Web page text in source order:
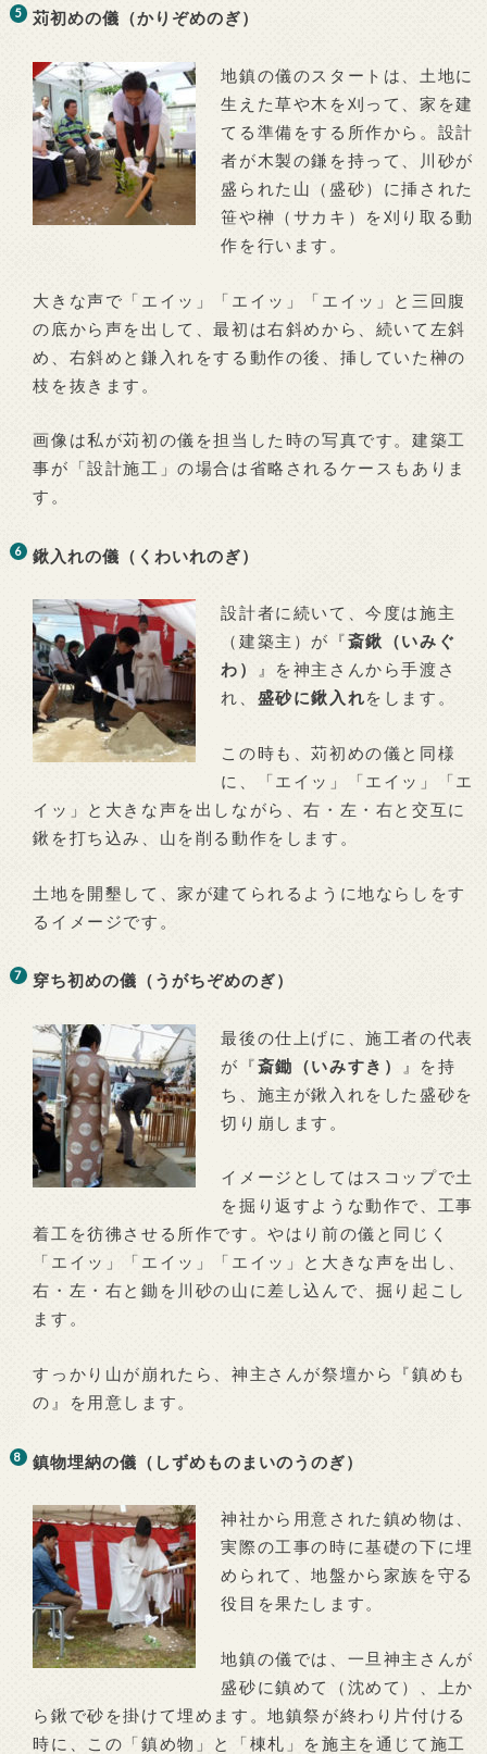
苅初めの儀（かりぞめのぎ）
地鎮の儀のスタートは、土地に
生えた草や木を刈って、家を建
てる準備をする所作から。設計
者が木製の鎌を持って、川砂が
盛られた山（盛砂）に挿された
笹や榊（サカキ）を刈り取る動
作を行います。
大きな声で「エイッ」「エイッ」「エイッ」と三回腹
の底から声を出して、最初は右斜めから、続いて左斜
め、右斜めと鎌入れをする動作の後、挿していた榊の
枝を抜きます。
画像は私が苅初の儀を担当した時の写真です。建築工
事が「設計施工」の場合は省略されるケースもありま
す。
鍬入れの儀（くわいれのぎ）
設計者に続いて、今度は施主
（建築主）が『斎鍬（いみぐ
わ）
』を神主さんから手渡さ
れ、 盛砂に鍬入れをします。
この時も、苅初めの儀と同様
に、「エイッ」「エイッ」「エ
イッ」と大きな声を出しながら、右・左・右と交互に
鍬を打ち込み、山を削る動作をします。
土地を開墾して、家が建てられるように地ならしをす
るイメージです。
穿ち初めの儀（うがちぞめのぎ）
最後の仕上げに、施工者の代表
が『斎鋤（いみすき）
』を持
ち、施主が鍬入れをした盛砂を
切り崩します。
イメージとしてはスコップで土
を掘り返すような動作で、工事
着工を彷彿させる所作です。やはり前の儀と同じく
「エイッ」「エイッ」「エイッ」と大きな声を出し、
右・左・右と鋤を川砂の山に差し込んで、掘り起こし
ます。
すっかり山が崩れたら、神主さんが祭壇から『鎮めも
の』を用意します。
鎮物埋納の儀（しずめものまいのうのぎ）
神社から用意された鎮め物は、
実際の工事の時に基礎の下に埋
められて、地盤から家族を守る
役目を果たします。
地鎮の儀では、一旦神主さんが
盛砂に鎮めて（沈めて）、上か
ら鍬で砂を掛けて埋めます。地鎮祭が終わり片付ける
時に、この「鎮め物」と「棟札」を施主を通じて施工